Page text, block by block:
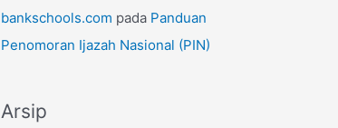
bankschools.com pada Panduan
Penomoran Ijazah Nasional (PIN)
Arsip